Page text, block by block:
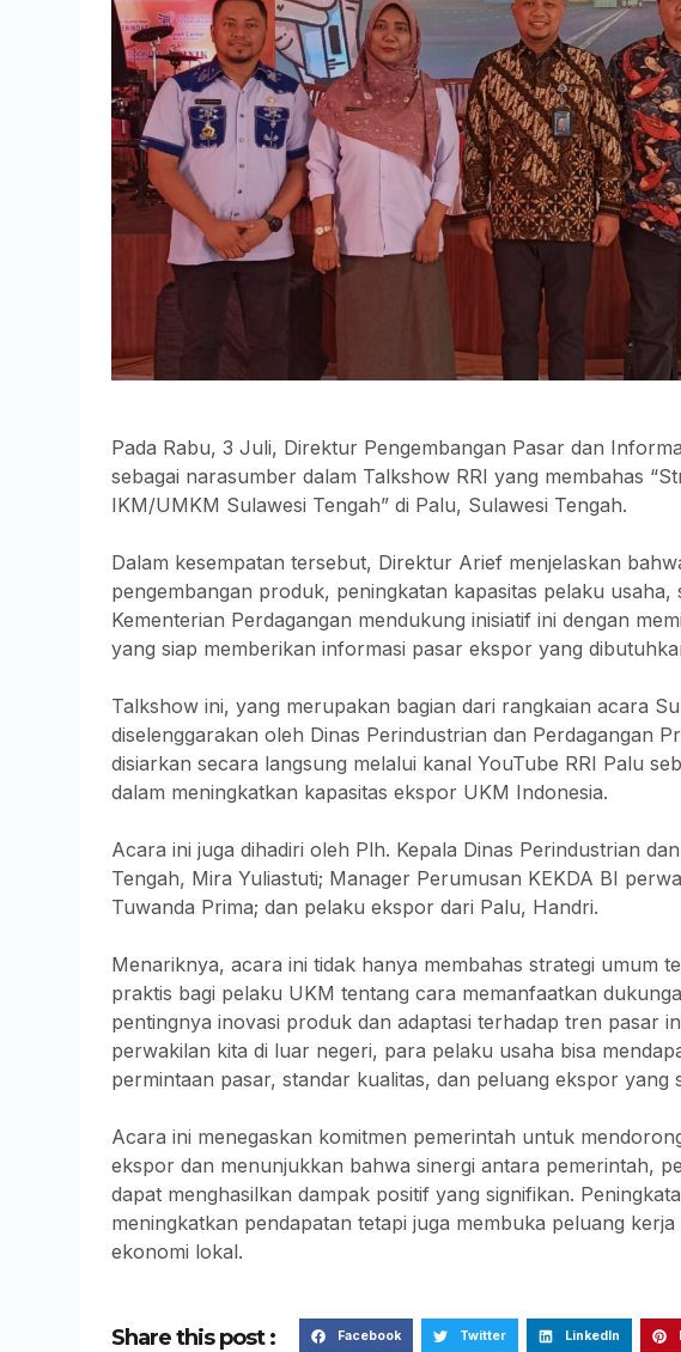
Pada Rabu, 3 Juli, Direktur Pengembangan Pasar dan
sebagai narasumber dalam Talkshow RRI yang membahas
IKM/UMKM Sulawesi Tengah” di Palu, Sulawesi Tengah.
Dalam kesempatan tersebut, Direktur Arief menjelaskan
pengembangan produk, peningkatan kapasitas pelaku
Kementerian Perdagangan mendukung inisiatif ini dengan
yang siap memberikan informasi pasar ekspor yang
Talkshow ini, yang merupakan bagian dari rangkaian acara
diselenggarakan oleh Dinas Perindustrian dan Perdagangan
disiarkan secara langsung melalui kanal YouTube RRI Palu
dalam meningkatkan kapasitas ekspor UKM Indonesia.
Acara ini juga dihadiri oleh Plh. Kepala Dinas Perindustrian
Tengah, Mira Yuliastuti; Manager Perumusan KEKDA BI
Tuwanda Prima; dan pelaku ekspor dari Palu, Handri.
Menariknya, acara ini tidak hanya membahas strategi umum
praktis bagi pelaku UKM tentang cara memanfaatkan
pentingnya inovasi produk dan adaptasi terhadap tren pasar
perwakilan kita di luar negeri, para pelaku usaha bisa
permintaan pasar, standar kualitas, dan peluang ekspor yang
Acara ini menegaskan komitmen pemerintah untuk
ekspor dan menunjukkan bahwa sinergi antara pemerintah,
dapat menghasilkan dampak positif yang signifikan.
meningkatkan pendapatan tetapi juga membuka peluang
ekonomi lokal.
Share this post : Facebook Twitter LinkedIn